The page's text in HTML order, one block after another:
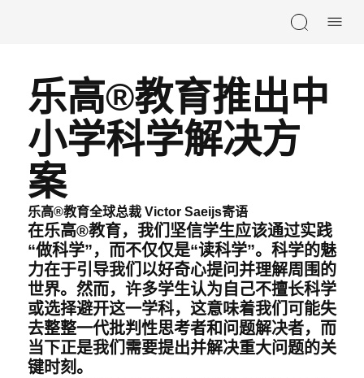
乐高®教育推出中
小学科学解决方
案
乐高®教育全球总裁 Victor Saeijs寄语
在乐高®教育，我们坚信学生应该通过实践
“做科学”，而不仅仅是“读科学”。科学的魅
力在于引导我们以好奇心提问并理解周围的
世界。然而，许多学生认为自己不擅长科学
或选择避开这一学科，这意味着我们可能失
去整整一代批判性思考者和问题解决者，而
当下正是我们需要提出并解决重大问题的关
键时刻。